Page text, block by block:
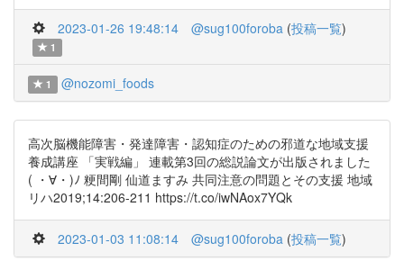
2023-01-26 19:48:14 @sug100foroba (投稿一覧)
1
1 @nozomi_foods
高次脳機能障害・発達障害・認知症のための邪道な地域支援
養成講座 「実戦編」 連載第3回の総説論文が出版されました
( ・∀・)ﾉ 粳間剛 仙道ますみ 共同注意の問題とその支援 地域
リハ2019;14:206-211 https://t.co/iwNAox7YQk
2023-01-03 11:08:14 @sug100foroba (投稿一覧)